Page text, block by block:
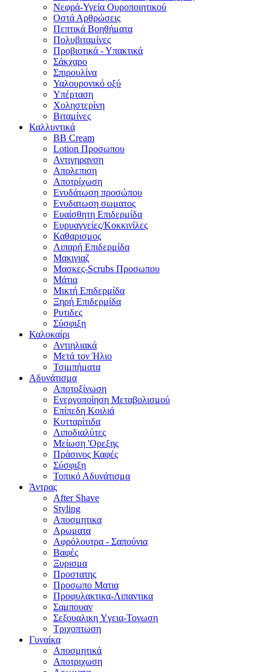
Νεφρά-Υγεία Ουροποιητικού
Οστά Αρθρώσεις
Πεπτικά Βοηθήματα
Πολυβιταμίνες
Προβιοτικά - Υπακτικά
Σάκχαρο
Σπιρουλίνα
Υαλουρονικό οξύ
Υπέρταση
Χοληστερίνη
Βιταμίνες
Καλλυντικά
BB Cream
Lotion Προσωπου
Αντιγηρανση
Απολεπιση
Αποτρίχωση
Ενυδάτωση προσώπου
Ενυδατωση σωματος
Ευαίσθητη Επιδερμίδα
Ευρυαγγείες/Κοκκινίλες
Καθαρισμος
Λιπαρή Επιδερμίδα
Μακιγιαζ
Μασκες-Scrubs Προσωπου
Μάτια
Μικτή Επιδερμίδα
Ξηρή Επιδερμίδα
Ρυτιδες
Σύσφιξη
Καλοκαίρι
Αντιηλιακά
Μετά τον Ήλιο
Τσιμπήματα
Αδυνάτισμα
Αποτοξίνωση
Ενεργοποίηση Μεταβολισμού
Επίπεδη Κοιλιά
Κυτταρίτιδα
Λιποδιαλύτες
Μείωση 'Ορεξης
Πράσινος Καφές
Σύσφιξη
Τοπικό Αδυνάτισμα
Άντρας
After Shave
Styling
Αποσμητικα
Αρωματα
Αφρόλουτρα - Σαπούνια
Βαφές
Ξυρισμα
Προστατης
Προσωπο Ματια
Προφυλακτικα-Λιπαντικα
Σαμπουαν
Σεξουαλικη Yγεια-Τονωση
Τριχοπτωση
Γυναίκα
Αποσμητικά
Αποτριχωση